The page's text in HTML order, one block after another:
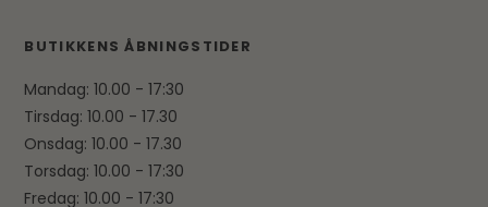
BUTIKKENS ÅBNINGSTIDER
Mandag: 10.00 - 17:30
Tirsdag: 10.00 - 17.30
Onsdag: 10.00 - 17.30
Torsdag: 10.00 - 17:30
Fredag: 10.00 - 17:30